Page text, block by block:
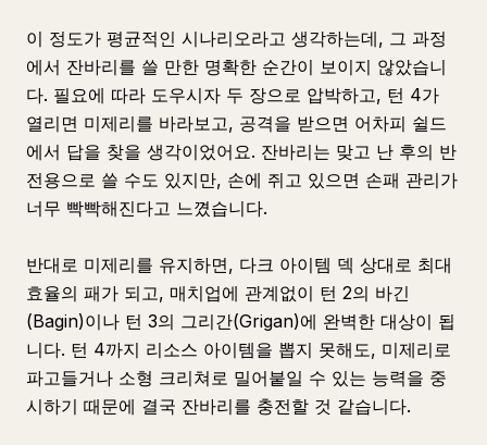
이 정도가 평균적인 시나리오라고 생각하는데, 그 과정
에서 잔바리를 쓸 만한 명확한 순간이 보이지 않았습니
다. 필요에 따라 도우시자 두 장으로 압박하고, 턴 4가
열리면 미제리를 바라보고, 공격을 받으면 어차피 쉴드
에서 답을 찾을 생각이었어요. 잔바리는 맞고 난 후의 반
전용으로 쓸 수도 있지만, 손에 쥐고 있으면 손패 관리가
너무 빡빡해진다고 느꼈습니다.
반대로 미제리를 유지하면, 다크 아이템 덱 상대로 최대
효율의 패가 되고, 매치업에 관계없이 턴 2의 바긴
(Bagin)이나 턴 3의 그리간(Grigan)에 완벽한 대상이 됩
니다. 턴 4까지 리소스 아이템을 뽑지 못해도, 미제리로
파고들거나 소형 크리쳐로 밀어붙일 수 있는 능력을 중
시하기 때문에 결국 잔바리를 충전할 것 같습니다.